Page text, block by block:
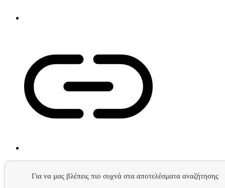
Για να μας βλέπεις πιο συχνά στα αποτελέσματα αναζήτησης